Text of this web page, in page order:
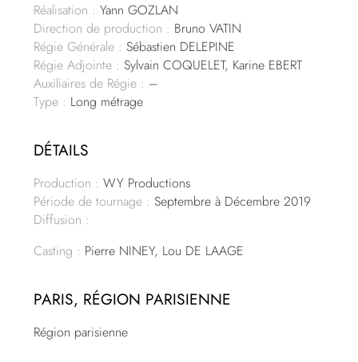
Réalisation : Yann GOZLAN
Direction de production : Bruno VATIN
Régie Générale : Sébastien DELEPINE
Régie Adjointe : Sylvain COQUELET, Karine EBERT
Auxiliaires de Régie : –
Type : Long métrage
DÉTAILS
Production : WY Productions
Période de tournage : Septembre à Décembre 2019
Diffusion :
Casting : Pierre NINEY, Lou DE LAAGE
PARIS, RÉGION PARISIENNE
Région parisienne